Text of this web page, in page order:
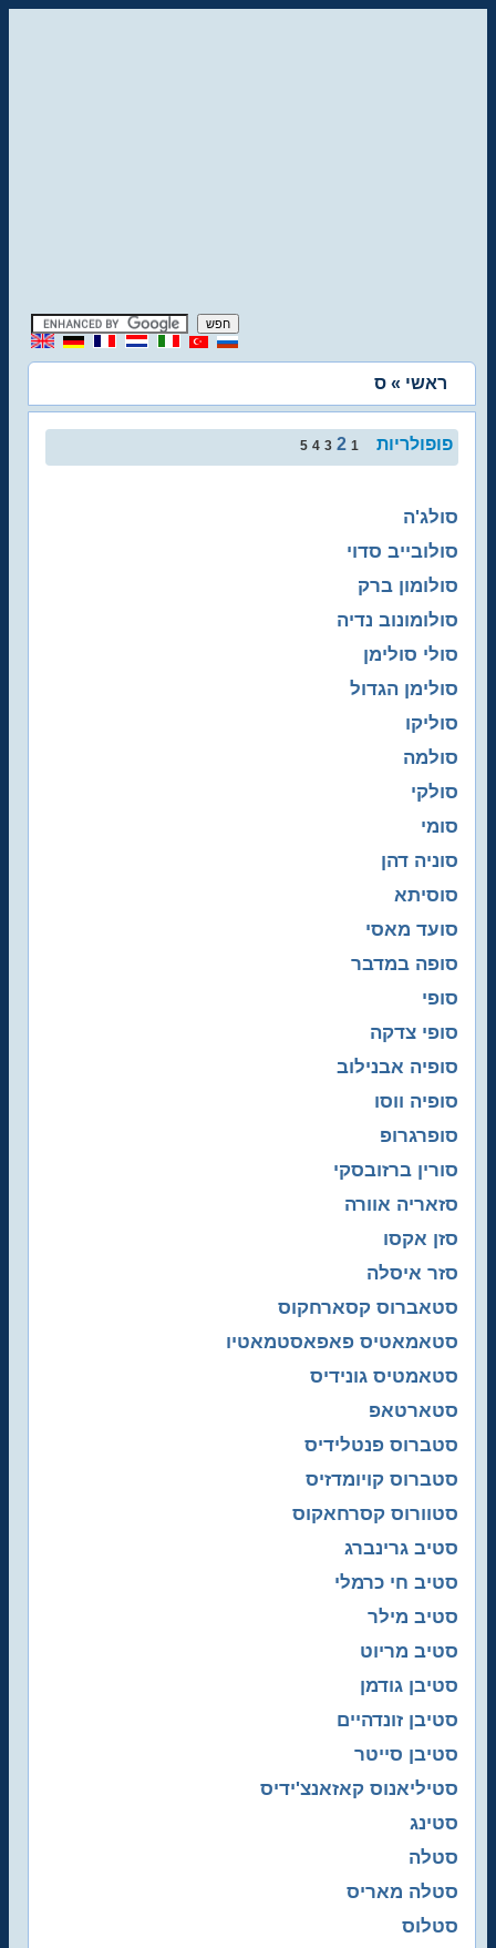
ראשי » ס
5 4 3 2 1 פופולריות
סולג'ה
סולובייב סדוי
סולומון ברק
סולומונוב נדיה
סולי סולימן
סולימן הגדול
סוליקו
סולמה
סולקי
סומי
סוניה דהן
סוסיתא
סועד מאסי
סופה במדבר
סופי
סופי צדקה
סופיה אבנילוב
סופיה ווסו
סופרגרופ
סורין ברזובסקי
סזאריה אוורה
סזן אקסו
סזר איסלה
סטאברוס קסארחקוס
סטאמאטיס פאפאסטמאטיו
סטאמטיס גונידיס
סטארטאפ
סטברוס פנטלידיס
סטברוס קויומדזיס
סטוורוס קסרחאקוס
סטיב גרינברג
סטיב חי כרמלי
סטיב מילר
סטיב מריוט
סטיבן גודמן
סטיבן זונדהיים
סטיבן סייטר
סטיליאנוס קאזאנצ'ידיס
סטינג
סטלה
סטלה מאריס
סטלוס